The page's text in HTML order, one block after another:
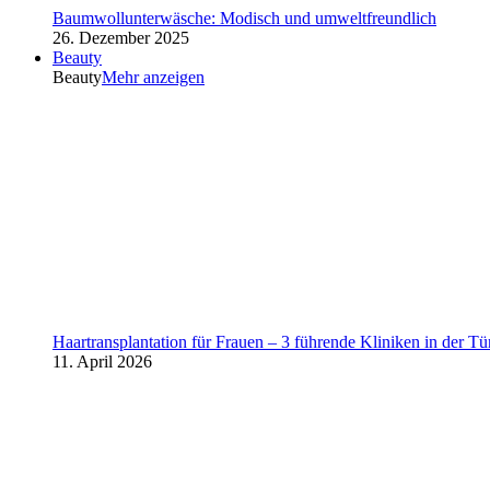
Baumwollunterwäsche: Modisch und umweltfreundlich
26. Dezember 2025
Beauty
BeautyMehr anzeigen
Haartransplantation für Frauen – 3 führende Kliniken in der
11. April 2026